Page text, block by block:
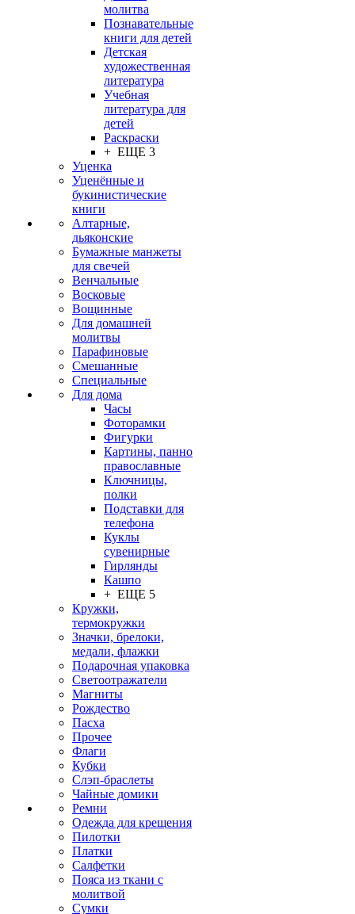
молитва
Познавательные
книги для детей
Детская
художественная
литература
Учебная
литература для
детей
Раскраски
+ ЕЩЕ 3
Уценка
Уценённые и
букинистические
книги
Алтарные,
дьяконские
Бумажные манжеты
для свечей
Венчальные
Восковые
Вощинные
Для домашней
молитвы
Парафиновые
Смешанные
Специальные
Для дома
Часы
Фоторамки
Фигурки
Картины, панно
православные
Ключницы,
полки
Подставки для
телефона
Куклы
сувенирные
Гирлянды
Кашпо
+ ЕЩЕ 5
Кружки,
термокружки
Значки, брелоки,
медали, флажки
Подарочная упаковка
Светоотражатели
Магниты
Рождество
Пасха
Прочее
Флаги
Кубки
Слэп-браслеты
Чайные домики
Ремни
Одежда для крещения
Пилотки
Платки
Салфетки
Пояса из ткани с
молитвой
Сумки